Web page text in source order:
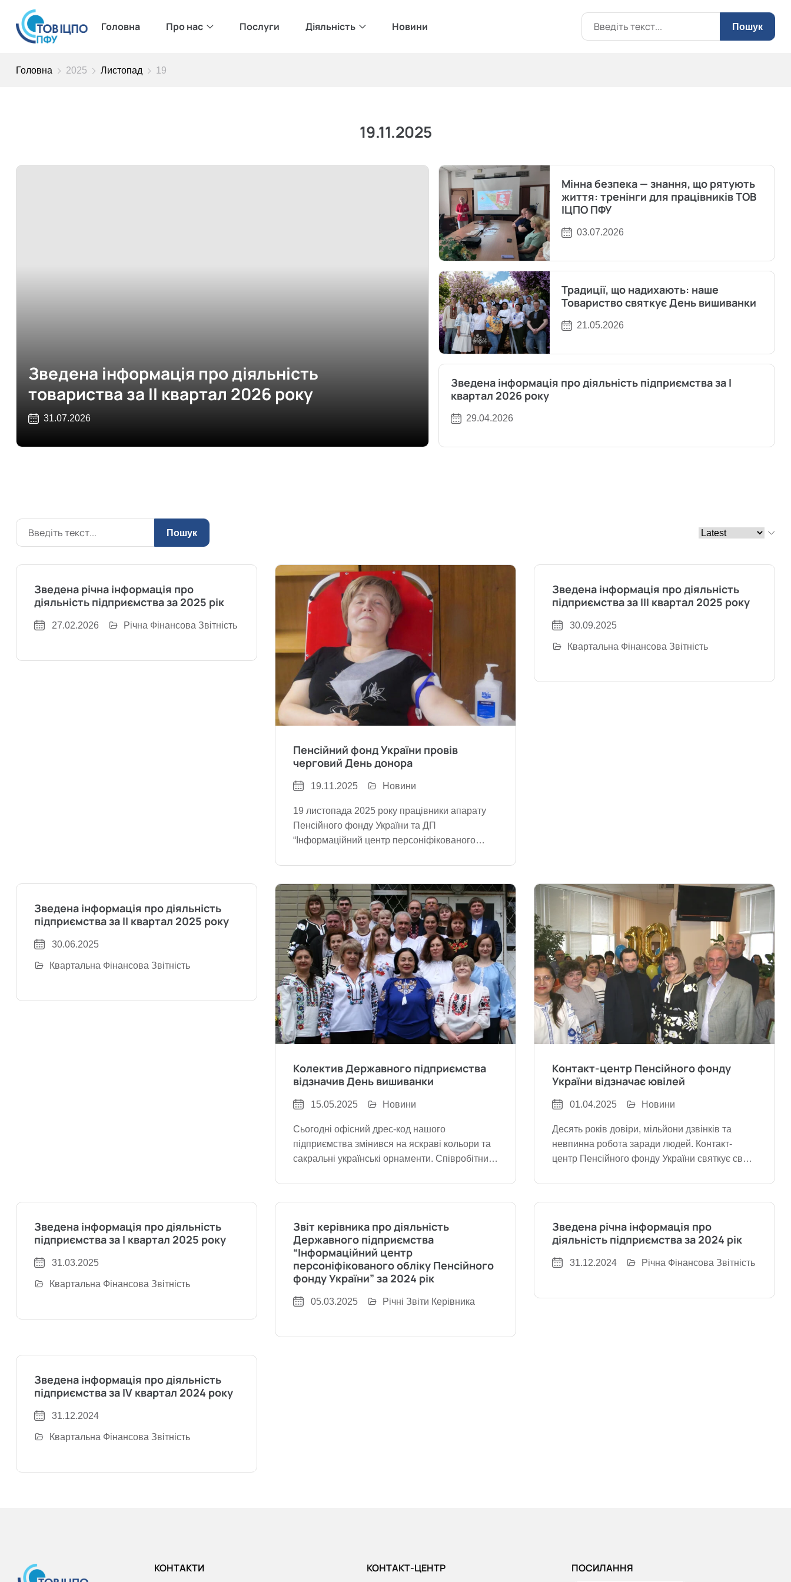
Головна Про нас Послуги Діяльність Новини Пошук
Головна 2025 Листопад 19
19.11.2025
Зведена інформація про діяльність
товариства за II квартал 2026 року
31.07.2026
Мінна безпека — знання, що рятують
життя: тренінги для працівників ТОВ
ІЦПО ПФУ
03.07.2026
Традиції, що надихають: наше
Товариство святкує День вишиванки
21.05.2026
Зведена інформація про діяльність підприємства за I
квартал 2026 року
29.04.2026
Пошук
Зведена річна інформація про
діяльність підприємства за 2025 рік
27.02.2026 Річна Фінансова Звітність
Пенсійний фонд України провів
черговий День донора
19.11.2025 Новини
19 листопада 2025 року працівники апарату
Пенсійного фонду України та ДП
“Інформаційний центр персоніфікованого
воювати. Стань донором”, яка вже стала
почесною традицією. Під час заходу
26працівників здали майже
Зведена інформація про діяльність
підприємства за III квартал 2025 року
30.09.2025
Квартальна Фінансова Звітність
Зведена інформація про діяльність
підприємства за II квартал 2025 року
30.06.2025
Квартальна Фінансова Звітність
Колектив Державного підприємства
відзначив День вишиванки
15.05.2025 Новини
Сьогодні офісний дрес-код нашого
підприємства змінився на яскраві кольори та
сакральні українські орнаменти. Співробітники
фонду України» традиційно долучилися до
Для українців вишита сорочка — це не просто
одяг. Це
Контакт-центр Пенсійного фонду
України відзначає ювілей
01.04.2025 Новини
Десять років довіри, мільйони дзвінків та
невпинна робота заради людей. Контакт-
центр Пенсійного фонду України святкує свою
потребує уваги, роз’яснень та підтримки.
Зведена інформація про діяльність
підприємства за I квартал 2025 року
31.03.2025
Квартальна Фінансова Звітність
Звіт керівника про діяльність
Державного підприємства
“Інформаційний центр
персоніфікованого обліку Пенсійного
фонду України” за 2024 рік
05.03.2025 Річні Звіти Керівника
Зведена річна інформація про
діяльність підприємства за 2024 рік
31.12.2024 Річна Фінансова Звітність
Зведена інформація про діяльність
підприємства за IV квартал 2024 року
31.12.2024
Квартальна Фінансова Звітність
КОНТАКТИ КОНТАКТ-ЦЕНТР ПОСИЛАННЯ